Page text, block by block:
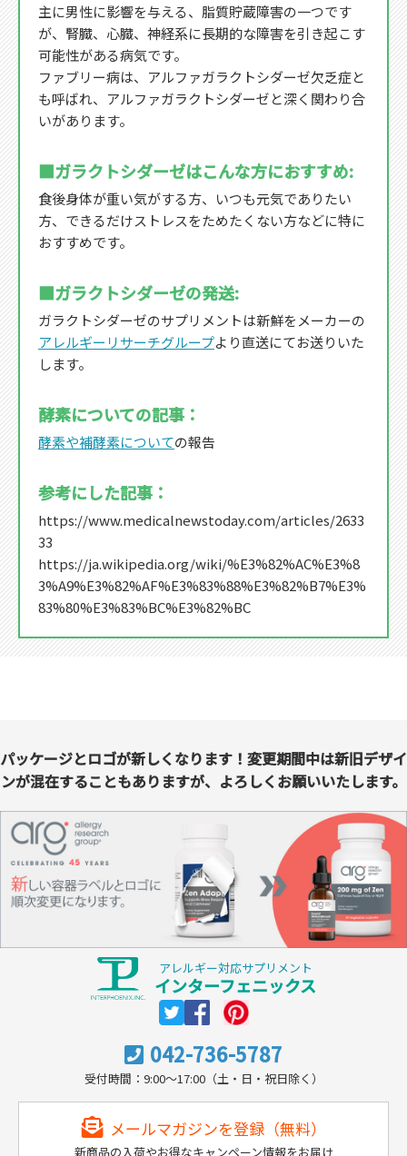
主に男性に影響を与える、脂質貯蔵障害の一つです
が、腎臓、心臓、神経系に長期的な障害を引き起こす
可能性がある病気です。
ファブリー病は、アルファガラクトシダーゼ欠乏症と
も呼ばれ、アルファガラクトシダーゼと深く関わり合
いがあります。
■ガラクトシダーゼはこんな方におすすめ:
食後身体が重い気がする方、いつも元気でありたい
方、できるだけストレスをためたくない方などに特に
おすすめです。
■ガラクトシダーゼの発送:
ガラクトシダーゼのサプリメントは新鮮をメーカーの
アレルギーリサーチグループより直送にてお送りいた
します。
酵素についての記事：
酵素や補酵素についての報告
参考にした記事：
https://www.medicalnewstoday.com/articles/2633
33
https://ja.wikipedia.org/wiki/%E3%82%AC%E3%8
3%A9%E3%82%AF%E3%83%88%E3%82%B7%E3%
83%80%E3%83%BC%E3%82%BC
パッケージとロゴが新しくなります！変更期間中は新旧デザイ
ンが混在することもありますが、よろしくお願いいたします。
アレルギー対応サプリメント
インターフェニックス
042-736-5787
受付時間：9:00～17:00（土・日・祝日除く）
メールマガジンを登録（無料）
新商品の入荷やお得なキャンペーン情報をお届け